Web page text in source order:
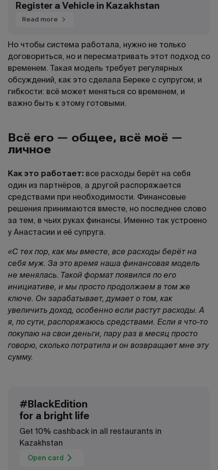
Register a Vehicle in Kazakhstan
Read more
Но чтобы система работала, нужно не только
договориться, но и пересматривать этот подход со
временем. Такая модель требует регулярных
обсуждений, как это сделала Береке с супругом, и
гибкости: всё может меняться со временем, и
важно быть к этому готовыми.
Всё его — общее, всё моё —
личное
Как это работает: все расходы берёт на себя
один из партнёров, а другой распоряжается
средствами при необходимости. Финансовые
решения принимаются вместе, но последнее слово
за тем, в чьих руках финансы. Именно так устроено
у Анастасии и её супруга.
«С тех пор, как мы вместе, все расходы берёт на
себя муж. За это время наша финансовая модель
не менялась. Такой формат появился по его
инициативе, и мы просто продолжаем в том же
ключе. Он зарабатывает, думает о том, как
увеличить доход, особенно если растут расходы. А
я, по сути, распоряжаюсь средствами. Если я что-то
покупаю на свои деньги, пару раз в месяц просто
говорю, сколько потратила и он возвращает мне эту
сумму.
#BlackEdition
for a bright life
Get 10% cashback in all restaurants in
Kazakhstan
Open card